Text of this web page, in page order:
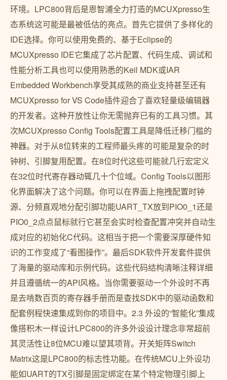
环境。LPC800背后是恩智浦全力打造的MCUXpresso生
态系统这可能是最被低估的亮点。首先它提供了多样化的
IDE选择。你可以使用免费的、基于Eclipse的
MCUXpresso IDE它集成了芯片配置、代码生成、调试和
性能分析工具也可以使用熟悉的Keil MDK或IAR
Embedded Workbench享受其成熟的商业支持甚至还有
MCUXpresso for VS Code插件迎合了喜欢轻量级编辑器
的开发者。这种开放性让你无需抛弃已有的工具习惯。其
次MCUXpresso Config Tools配置工具是降低迁移门槛的
神器。对于从8位转来的工程师最头疼的可能是复杂的时
钟树、引脚复用配置。在8位时代这些可能就几行宏定义
在32位时代寄存器动辄几十个位域。Config Tools以图形
化界面解决了这个问题。你可以在界面上拖拽配置时钟
源、分频直观地分配引脚功能UART_TX放到PIO0_1还是
PIO0_2点点鼠标就行它甚至会实时检查配置冲突并自动生
成对应的初始化C代码。这相当于把一个需要深厚硬件知
识的工作变成了“看图操作”。最后SDK软件开发套件提供
了海量的驱动库和示例代码。这些代码结构清晰注释详细
并且遵循统一的API风格。当你需要驱动一个外设时不再
是去啃数百页的寄存器手册而是查找SDK中的驱动函数和
配套例程快速集成到你的项目中。2.3 外设的“智能化”集成
像搭积木一样设计LPC800的许多外设设计理念非常超前
其灵活性让8位MCU难以望其项背。开关矩阵Switch
Matrix这是LPC800的标志性功能。在传统MCU上外设功
能如UART的TX引脚是固定绑定在某个特定物理引脚上